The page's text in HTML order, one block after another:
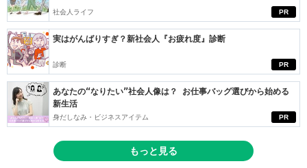
PR
社会人ライフ
PR
実はがんばりすぎ？新社会人『お疲れ度』診断
診断
PR
あなたの“なりたい”社会人像は？ お仕事バッグ選びから始める
新生活
身だしなみ・ビジネスアイテム
もっと見る